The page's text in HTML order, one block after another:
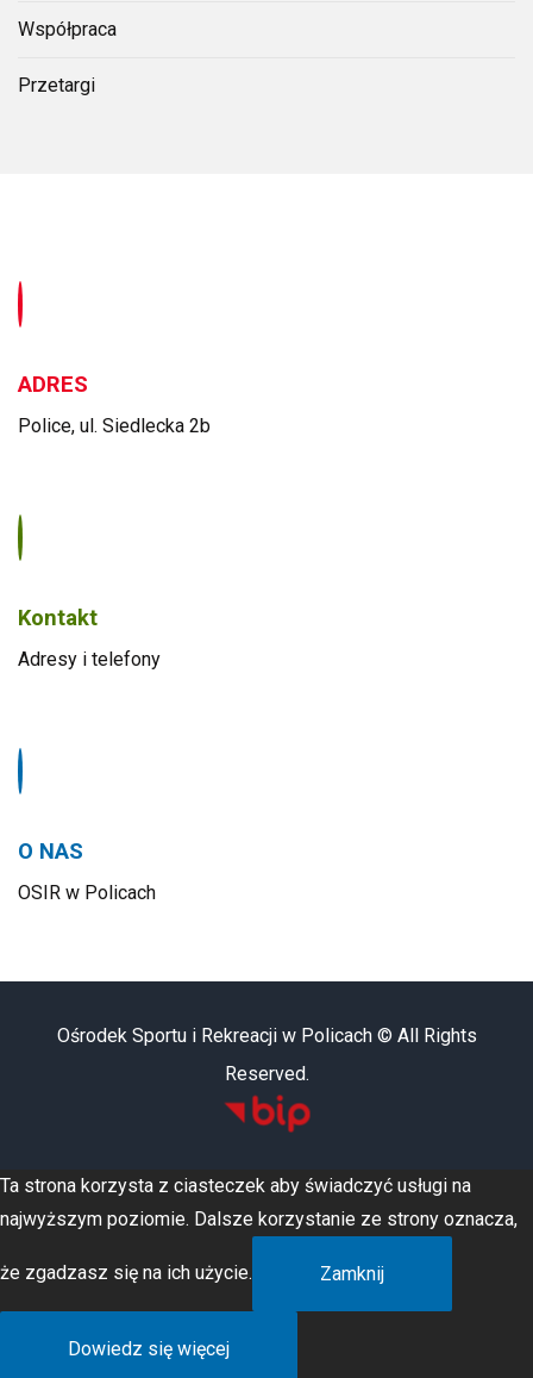
Współpraca
Przetargi
ADRES
Police, ul. Siedlecka 2b
Kontakt
Adresy i telefony
O NAS
OSIR w Policach
Ośrodek Sportu i Rekreacji w Policach © All Rights
Reserved.
Ta strona korzysta z ciasteczek aby świadczyć usługi na
najwyższym poziomie. Dalsze korzystanie ze strony oznacza,
że zgadzasz się na ich użycie. Zamknij
Dowiedz się więcej